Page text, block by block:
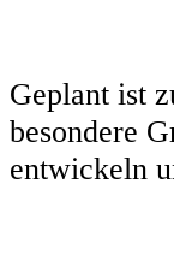
Geplant ist
besondere
entwickeln